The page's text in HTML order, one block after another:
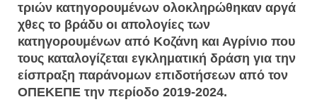
τριών κατηγορουμένων ολοκληρώθηκαν αργά
χθες το βράδυ οι απολογίες των
κατηγορουμένων από Κοζάνη και Αγρίνιο που
τους καταλογίζεται εγκληματική δράση για την
είσπραξη παράνομων επιδοτήσεων από τον
ΟΠΕΚΕΠΕ την περίοδο 2019-2024.